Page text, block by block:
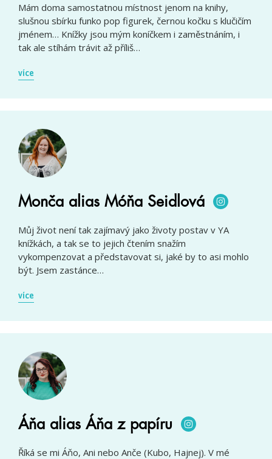
Mám doma samostatnou místnost jenom na knihy,
slušnou sbírku funko pop figurek, černou kočku s klučičím
jménem… Knížky jsou mým koníčkem i zaměstnáním, i
tak ale stíhám trávit až příliš…
více
Monča alias Móňa Seidlová
Můj život není tak zajímavý jako životy postav v YA
knížkách, a tak se to jejich čtením snažím
vykompenzovat a představovat si, jaké by to asi mohlo
být. Jsem zastánce…
více
Áňa alias Áňa z papíru
Říká se mi Áňo, Ani nebo Anče (Kubo, Hajnej). V mé